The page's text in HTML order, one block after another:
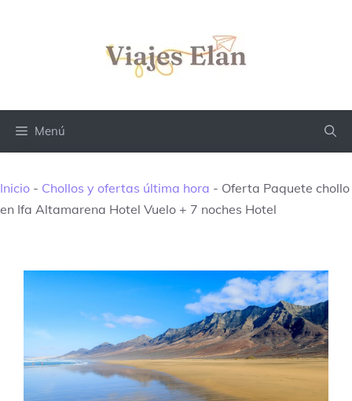
Menú
Inicio - Chollos y ofertas última hora - Oferta Paquete chollo
en Ifa Altamarena Hotel Vuelo + 7 noches Hotel